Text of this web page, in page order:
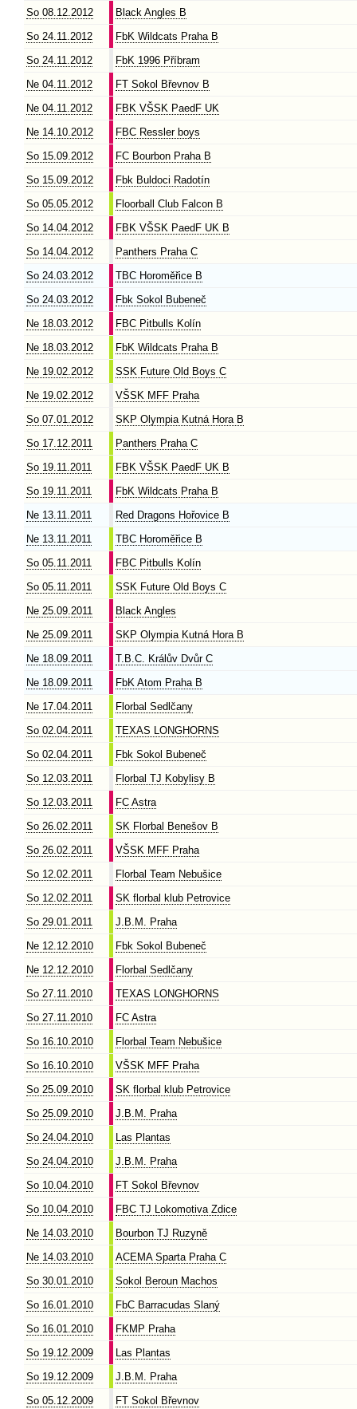
So 08.12.2012
Black Angles B
So 24.11.2012
FbK Wildcats Praha B
So 24.11.2012
FbK 1996 Příbram
Ne 04.11.2012
FT Sokol Břevnov B
Ne 04.11.2012
FBK VŠSK PaedF UK
Ne 14.10.2012
FBC Ressler boys
So 15.09.2012
FC Bourbon Praha B
So 15.09.2012
Fbk Buldoci Radotín
So 05.05.2012
Floorball Club Falcon B
So 14.04.2012
FBK VŠSK PaedF UK B
So 14.04.2012
Panthers Praha C
So 24.03.2012
TBC Horoměřice B
So 24.03.2012
Fbk Sokol Bubeneč
Ne 18.03.2012
FBC Pitbulls Kolín
Ne 18.03.2012
FbK Wildcats Praha B
Ne 19.02.2012
SSK Future Old Boys C
Ne 19.02.2012
VŠSK MFF Praha
So 07.01.2012
SKP Olympia Kutná Hora B
So 17.12.2011
Panthers Praha C
So 19.11.2011
FBK VŠSK PaedF UK B
So 19.11.2011
FbK Wildcats Praha B
Ne 13.11.2011
Red Dragons Hořovice B
Ne 13.11.2011
TBC Horoměřice B
So 05.11.2011
FBC Pitbulls Kolín
So 05.11.2011
SSK Future Old Boys C
Ne 25.09.2011
Black Angles
Ne 25.09.2011
SKP Olympia Kutná Hora B
Ne 18.09.2011
T.B.C. Králův Dvůr C
Ne 18.09.2011
FbK Atom Praha B
Ne 17.04.2011
Florbal Sedlčany
So 02.04.2011
TEXAS LONGHORNS
So 02.04.2011
Fbk Sokol Bubeneč
So 12.03.2011
Florbal TJ Kobylisy B
So 12.03.2011
FC Astra
So 26.02.2011
SK Florbal Benešov B
So 26.02.2011
VŠSK MFF Praha
So 12.02.2011
Florbal Team Nebušice
So 12.02.2011
SK florbal klub Petrovice
So 29.01.2011
J.B.M. Praha
Ne 12.12.2010
Fbk Sokol Bubeneč
Ne 12.12.2010
Florbal Sedlčany
So 27.11.2010
TEXAS LONGHORNS
So 27.11.2010
FC Astra
So 16.10.2010
Florbal Team Nebušice
So 16.10.2010
VŠSK MFF Praha
So 25.09.2010
SK florbal klub Petrovice
So 25.09.2010
J.B.M. Praha
So 24.04.2010
Las Plantas
So 24.04.2010
J.B.M. Praha
So 10.04.2010
FT Sokol Břevnov
So 10.04.2010
FBC TJ Lokomotiva Zdice
Ne 14.03.2010
Bourbon TJ Ruzyně
Ne 14.03.2010
ACEMA Sparta Praha C
So 30.01.2010
Sokol Beroun Machos
So 16.01.2010
FbC Barracudas Slaný
So 16.01.2010
FKMP Praha
So 19.12.2009
Las Plantas
So 19.12.2009
J.B.M. Praha
So 05.12.2009
FT Sokol Břevnov